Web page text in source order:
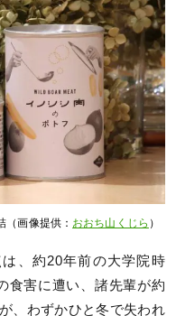
（画像提供： おおち山くじら ）
、約20年前の大学院時
食害に遭い、諸先輩が約
、わずかひと冬で失われ